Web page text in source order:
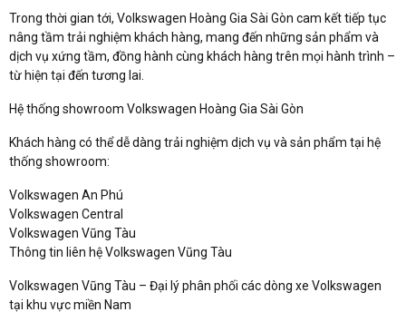
Trong thời gian tới, Volkswagen Hoàng Gia Sài Gòn cam kết tiếp tục
nâng tầm trải nghiệm khách hàng, mang đến những sản phẩm và
dịch vụ xứng tầm, đồng hành cùng khách hàng trên mọi hành trình –
từ hiện tại đến tương lai.
Hệ thống showroom Volkswagen Hoàng Gia Sài Gòn
Khách hàng có thể dễ dàng trải nghiệm dịch vụ và sản phẩm tại hệ
thống showroom:
Volkswagen An Phú
Volkswagen Central
Volkswagen Vũng Tàu
Thông tin liên hệ Volkswagen Vũng Tàu
Volkswagen Vũng Tàu – Đại lý phân phối các dòng xe Volkswagen
tại khu vực miền Nam